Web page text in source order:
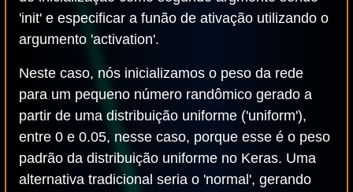
'init' e especificar a funão de ativação utilizando o
argumento 'activation'.
Neste caso, nós inicializamos o peso da rede
para um pequeno número randômico gerado a
partir de uma distribuição uniforme ('uniform'),
entre 0 e 0.05, nesse caso, porque esse é o peso
padrão da distribuição uniforme no Keras. Uma
alternativa tradicional seria o 'normal', gerando